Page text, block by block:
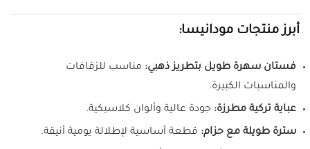
أبرز منتجات مودانيسا:
فستان سهرة طويل بتطريز ذهبي: مناسب للزفافات
والمناسبات الكبيرة.
عباية تركية مطرزة: جودة عالية وألوان كلاسيكية.
سترة طويلة مع حزام: قطعة أساسية لإطلالة يومية أنيقة.